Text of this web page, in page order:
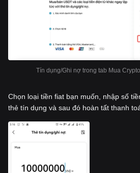
Tín dụng/Ghi nợ trong tab Mua
Chọn loại tiền fiat bạn muốn, nhập số
thẻ tín dụng và sau đó hoàn tất thanh